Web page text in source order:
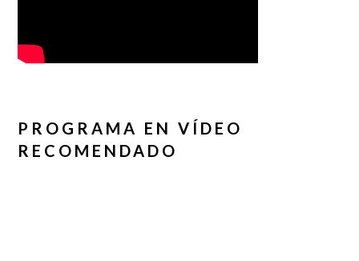
PROGRAMA EN VÍDEO
RECOMENDADO